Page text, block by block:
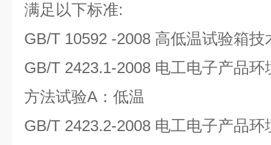
满足以下标准:
GB/T 10592 -2008 高低温试验箱技
GB/T 2423.1-2008 电工电子产品
方法试验A：低温
GB/T 2423.2-2008 电工电子产品